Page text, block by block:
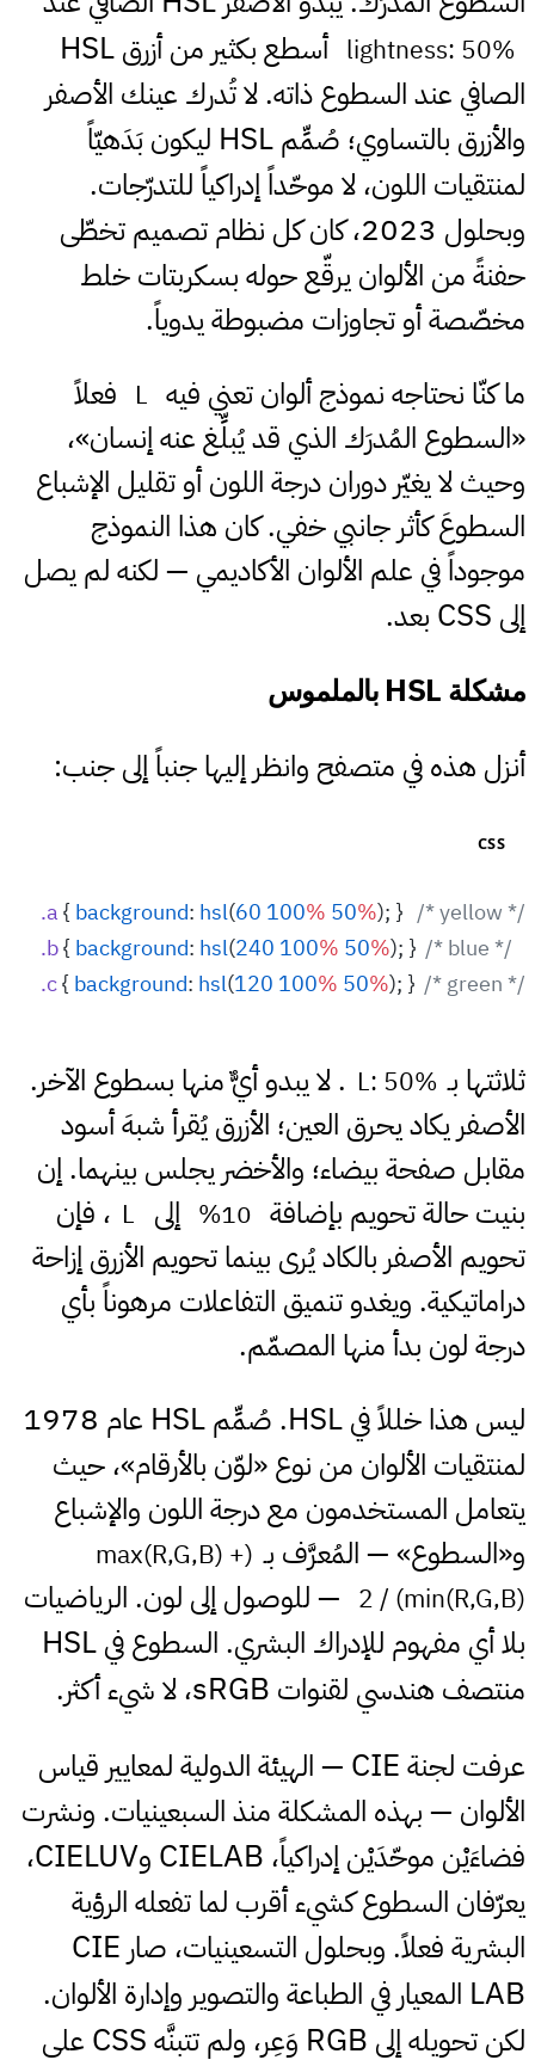
lightness: 50% أسطع بكثير من أزرقHSL
الصافي عند السطوع ذاته. لا تُدرك عينك الأصفر
والأزرق بالتساوي؛ صُمِّمHSL ليكون بَدَهيّاً
لمنتقيات اللون، لا موحّداً إدراكياً للتدرّجات.
وبحلول 2023، كان كل نظام تصميم تخطّى
حفنةً من الألوان يرقّع حوله بسكربتات خلط
مخصّصة أو تجاوزات مضبوطة يدوياً.
ما كنّا نحتاجه نموذج ألوان تعني فيه L فعلاً
«السطوع المُدرَك الذي قد يُبلِّغ عنه إنسان»،
وحيث لا يغيّر دوران درجة اللون أو تقليل الإشباع
السطوعَ كأثر جانبي خفي. كان هذا النموذج
موجوداً في علم الألوان الأكاديمي — لكنه لم يصل
إلى CSS بعد.
#
مشكلة HSL بالملموس
أنزل هذه في متصفح وانظر إليها جنباً إلى جنب:
CSS
.a { background: hsl(60 100% 50%); } /* yellow */
.b { background: hsl(240 100% 50%); } /* blue */
.c { background: hsl(120 100% 50%); } /* green */
ثلاثتها بـ L: 50% . لا يبدو أيٌّ منها بسطوع الآخر.
الأصفر يكاد يحرق العين؛ الأزرق يُقرأ شبهَ أسود
مقابل صفحة بيضاء؛ والأخضر يجلس بينهما. إن
بنيت حالة تحويم بإضافة 10% إلى L ، فإن
تحويم الأصفر بالكاد يُرى بينما تحويم الأزرق إزاحة
دراماتيكية. ويغدو تنميق التفاعلات مرهوناً بأي
درجة لون بدأ منها المصمّم.
ليس هذا خللاً فيHSL. صُمِّمHSL عام 1978
لمنتقيات الألوان من نوع «لوّن بالأرقام»، حيث
يتعامل المستخدمون مع درجة اللون والإشباع
و«السطوع» — المُعرَّف بـ (max(R,G,B) +
min(R,G,B)) / 2
— للوصول إلى لون. الرياضيات
بلا أي مفهوم للإدراك البشري. السطوع فيHSL
منتصف هندسي لقنوات sRGB، لا شيء أكثر.
عرفت لجنةCIE — الهيئة الدولية لمعايير قياس
الألوان — بهذه المشكلة منذ السبعينيات. ونشرت
فضاءَيْن موحّدَيْن إدراكياً، CIELAB وCIELUV،
يعرّفان السطوع كشيء أقرب لما تفعله الرؤية
البشرية فعلاً. وبحلول التسعينيات، صار CIE
LAB المعيار في الطباعة والتصوير وإدارة الألوان.
لكن تحويله إلى RGB وَعِر، ولم تتبنَّهCSS على